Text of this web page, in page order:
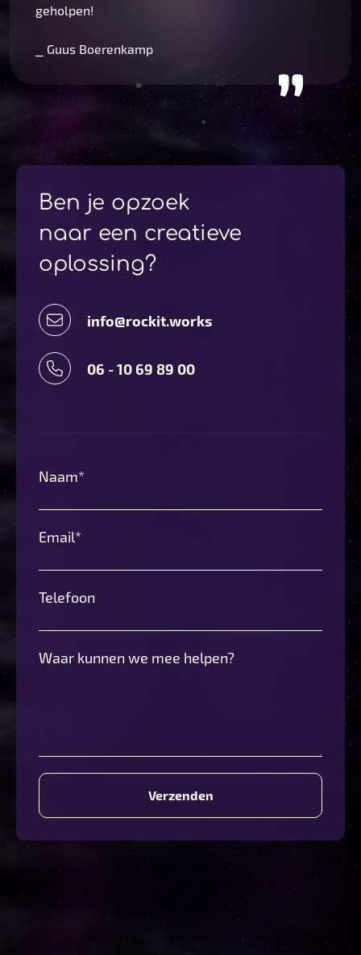
geholpen!
⎯ Guus Boerenkamp
Ben je opzoek
naar een creatieve
oplossing?
info@rockit.works
06 - 10 69 89 00
Naam*
Email*
Telefoon
Waar kunnen we mee helpen?
Verzenden